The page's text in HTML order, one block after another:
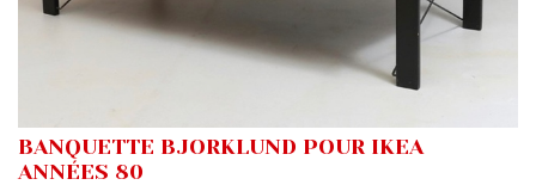
BANQUETTE BJORKLUND POUR IKEA
ANNÉES 80